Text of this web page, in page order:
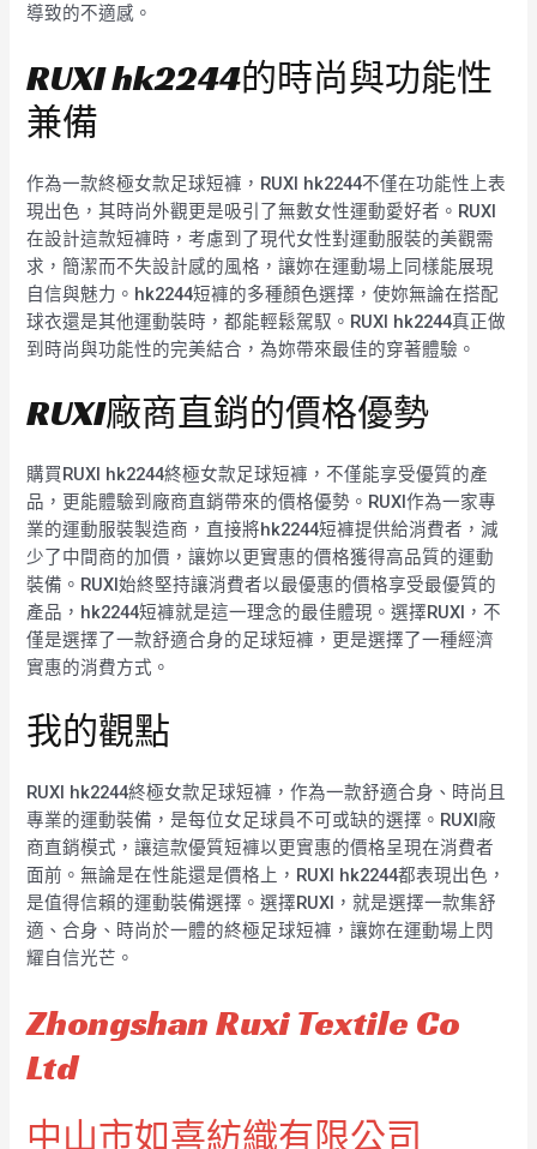
導致的不適感。
RUXI hk2244的時尚與功能性
兼備
作為一款終極女款足球短褲，RUXI hk2244不僅在功能性上表
現出色，其時尚外觀更是吸引了無數女性運動愛好者。RUXI
在設計這款短褲時，考慮到了現代女性對運動服裝的美觀需
求，簡潔而不失設計感的風格，讓妳在運動場上同樣能展現
自信與魅力。hk2244短褲的多種顏色選擇，使妳無論在搭配
球衣還是其他運動裝時，都能輕鬆駕馭。RUXI hk2244真正做
到時尚與功能性的完美結合，為妳帶來最佳的穿著體驗。
RUXI廠商直銷的價格優勢
購買RUXI hk2244終極女款足球短褲，不僅能享受優質的產
品，更能體驗到廠商直銷帶來的價格優勢。RUXI作為一家專
業的運動服裝製造商，直接將hk2244短褲提供給消費者，減
少了中間商的加價，讓妳以更實惠的價格獲得高品質的運動
裝備。RUXI始終堅持讓消費者以最優惠的價格享受最優質的
產品，hk2244短褲就是這一理念的最佳體現。選擇RUXI，不
僅是選擇了一款舒適合身的足球短褲，更是選擇了一種經濟
實惠的消費方式。
我的觀點
RUXI hk2244終極女款足球短褲，作為一款舒適合身、時尚且
專業的運動裝備，是每位女足球員不可或缺的選擇。RUXI廠
商直銷模式，讓這款優質短褲以更實惠的價格呈現在消費者
面前。無論是在性能還是價格上，RUXI hk2244都表現出色，
是值得信賴的運動裝備選擇。選擇RUXI，就是選擇一款集舒
適、合身、時尚於一體的終極足球短褲，讓妳在運動場上閃
耀自信光芒。
Zhongshan Ruxi Textile Co
Ltd
中山市如喜紡織有限公司